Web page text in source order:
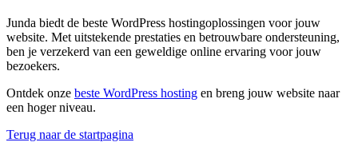
Junda biedt de beste WordPress hostingoplossingen voor jouw
website. Met uitstekende prestaties en betrouwbare ondersteuning,
ben je verzekerd van een geweldige online ervaring voor jouw
bezoekers.
Ontdek onze beste WordPress hosting en breng jouw website naar
een hoger niveau.
Terug naar de startpagina